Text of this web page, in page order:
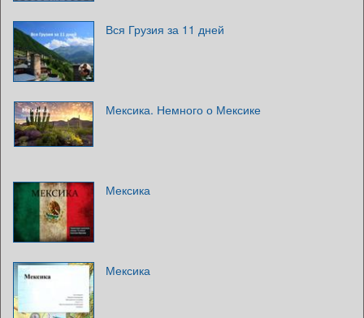
Вся Грузия за 11 дней
Мексика. Немного о Мексике
Мексика
Мексика